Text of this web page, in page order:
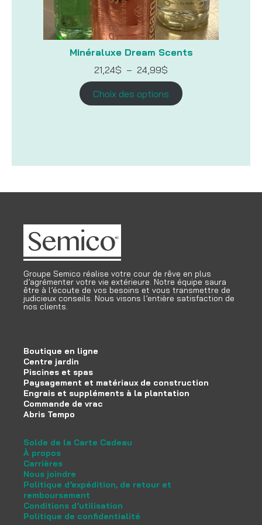
Minéraluxe Dream Scents
21,24$ – 24,99$
prix :
21,24$
à
Choix des options
Groupe Semico réalise votre cour de rêve en plus
d’agrémenter votre vie extérieure. Notre équipe saura
être à l’écoute de vos besoins et vous transmettre de
judicieux conseils. Nous visons l’entière satisfaction de
nos clients.
Boutique en ligne
Centre jardin
Piscines et spas
Paysagement et matériaux de construction
Engrais et suppléments à la plantation
Commande de vrac
Abris Tempo
Solde de la Carte Cadeau
À propos
Carrières
Nous joindre
Politique d’expédition, de retour et
remboursement
Conditions d’utilisation
Politique de confidentialité